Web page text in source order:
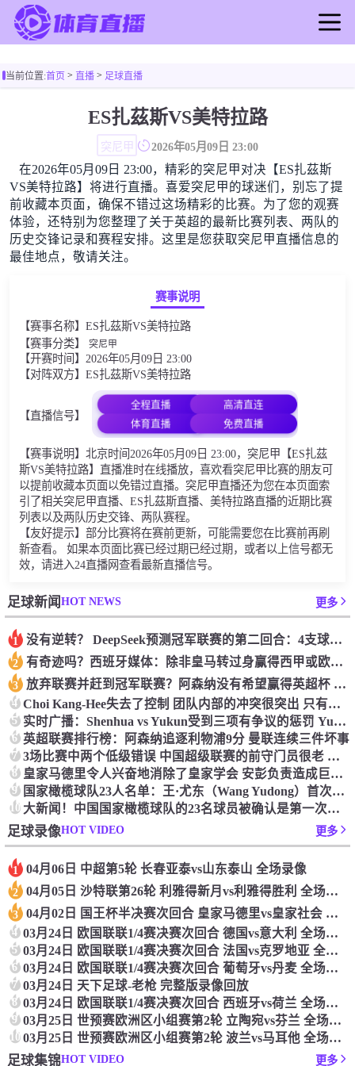
足球直播
足球新闻
篮球新闻
当前位置:首页> 直播> 足球直播
ES扎茲斯VS美特拉路
突尼甲 2026年05月09日 23:00
在2026年05月09日 23:00，精彩的突尼甲对决【ES扎茲斯
VS美特拉路】将进行直播。喜爱突尼甲的球迷们，别忘了提
前收藏本页面，确保不错过这场精彩的比赛。为了您的观赛
体验，还特别为您整理了关于英超的最新比赛列表、两队的
历史交锋记录和赛程安排。这里是您获取突尼甲直播信息的
最佳地点，敬请关注。
赛事说明
【赛事名称】ES扎茲斯VS美特拉路
【赛事分类】 突尼甲
【开赛时间】2026年05月09日 23:00
【对阵双方】ES扎茲斯VS美特拉路
【直播信号】
全程直播 高清直连
体育直播 免费直播
【赛事说明】北京时间2026年05月09日 23:00，突尼甲【ES扎茲
斯VS美特拉路】直播准时在线播放，喜欢看突尼甲比赛的朋友可
以提前收藏本页面以免错过直播。突尼甲直播还为您在本页面索
引了相关突尼甲直播、ES扎茲斯直播、美特拉路直播的近期比赛
列表以及两队历史交锋、两队赛程。
【友好提示】部分比赛将在赛前更新，可能需要您在比赛前再刷
新查看。 如果本页面比赛已经过期已经过期，或者以上信号都无
效，请进入24直播网查看最新直播信号。
足球新闻HOT NEWS 更多
1 没有逆转？ DeepSeek预测冠军联赛的第二回合：4支球队在第一回合中获胜 枪手输了
2 有奇迹吗？西班牙媒体：除非皇马转过身赢得西甲或欧洲冠军
3 放弃联赛并赶到冠军联赛？阿森纳没有希望赢得英超杯 赢得欧洲冠军的可能性
4 Choi Kang-Hee失去了控制 团队内部的冲突很突出 只有一个人可以从水火中拯救崔孔
5 实时广播：Shenhua vs Yukun受到三项有争议的惩罚 Yukun将向中国足球联合会提出投诉
6 英超联赛排行榜：阿森纳追逐利物浦9分 曼联连续三件坏事
7 3场比赛中两个低级错误 中国超级联赛的前守门员很老 是时候让位了 最好的继任者出现
8 皇家马德里令人兴奋地消除了皇家学会 安彭负责造成巨大的灾难！
9 国家橄榄球队23人名单：王·尤东（Wang Yudong）首次被选为第11名 塞吉尼奥（Serginho）在名单上
10 大新闻！中国国家橄榄球队的23名球员被确认是第一次进入阵容
足球录像HOT VIDEO 更多
1 04月06日 中超第5轮 长春亚泰vs山东泰山 全场录像
2 04月05日 沙特联第26轮 利雅得新月vs利雅得胜利 全场录像
3 04月02日 国王杯半决赛次回合 皇家马德里vs皇家社会 全场录像
4 03月24日 欧国联联1/4赛决赛次回合 德国vs意大利 全场录像回放
5 03月24日 欧国联联1/4赛决赛次回合 法国vs克罗地亚 全场录像回放
6 03月24日 欧国联联1/4赛决赛次回合 葡萄牙vs丹麦 全场录像回放
7 03月24日 天下足球-老枪 完整版录像回放
8 03月24日 欧国联联1/4赛决赛次回合 西班牙vs荷兰 全场录像回放
9 03月25日 世预赛欧洲区小组赛第2轮 立陶宛vs芬兰 全场录像回放
10 03月25日 世预赛欧洲区小组赛第2轮 波兰vs马耳他 全场录像回放
足球集锦HOT VIDEO 更多